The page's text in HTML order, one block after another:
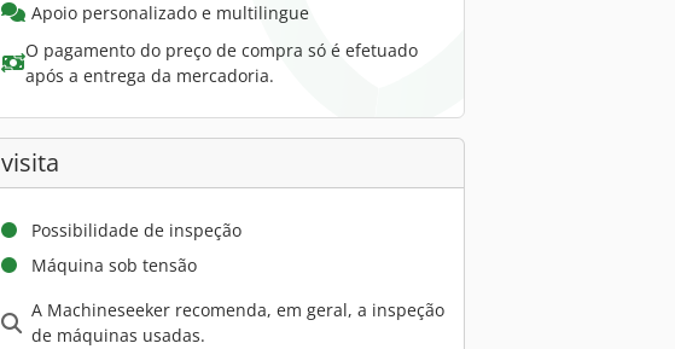
Apoio personalizado e multilingue
O pagamento do preço de compra só é efetuado
após a entrega da mercadoria.
visita
Possibilidade de inspeção
Máquina sob tensão
A Machineseeker recomenda, em geral, a inspeção
de máquinas usadas.